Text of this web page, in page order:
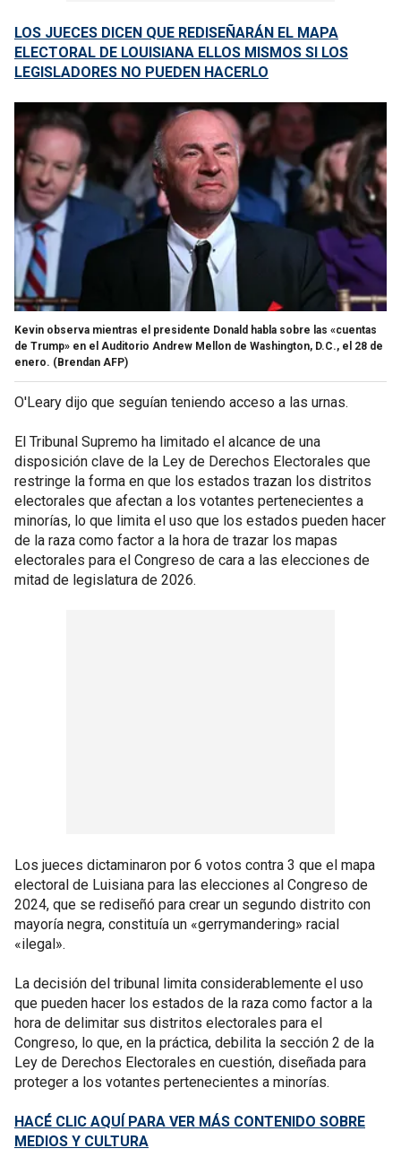
LOS JUECES DICEN QUE REDISEÑARÁN EL MAPA
ELECTORAL DE LOUISIANA ELLOS MISMOS SI LOS
LEGISLADORES NO PUEDEN HACERLO
Kevin observa mientras el presidente Donald habla sobre las «cuentas
de Trump» en el Auditorio Andrew Mellon de Washington, D.C., el 28 de
enero. (Brendan AFP)
O'Leary dijo que seguían teniendo acceso a las urnas.
El Tribunal Supremo ha limitado el alcance de una
disposición clave de la Ley de Derechos Electorales que
restringe la forma en que los estados trazan los distritos
electorales que afectan a los votantes pertenecientes a
minorías, lo que limita el uso que los estados pueden hacer
de la raza como factor a la hora de trazar los mapas
electorales para el Congreso de cara a las elecciones de
mitad de legislatura de 2026.
Los jueces dictaminaron por 6 votos contra 3 que el mapa
electoral de Luisiana para las elecciones al Congreso de
2024, que se rediseñó para crear un segundo distrito con
mayoría negra, constituía un «gerrymandering» racial
«ilegal».
La decisión del tribunal limita considerablemente el uso
que pueden hacer los estados de la raza como factor a la
hora de delimitar sus distritos electorales para el
Congreso, lo que, en la práctica, debilita la sección 2 de la
Ley de Derechos Electorales en cuestión, diseñada para
proteger a los votantes pertenecientes a minorías.
HACÉ CLIC AQUÍ PARA VER MÁS CONTENIDO SOBRE
MEDIOS Y CULTURA